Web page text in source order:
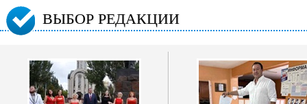
ВЫБОР РЕДАКЦИИ